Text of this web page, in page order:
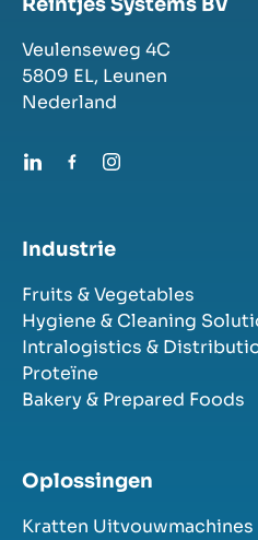
Veulenseweg 4C
5809 EL, Leunen
Nederland
Industrie
Fruits & Vegetables
Hygiene & Cleaning
Intralogistics &
Proteïne
Bakery & Prepared Foods
Oplossingen
Kratten Uitvouwmachines